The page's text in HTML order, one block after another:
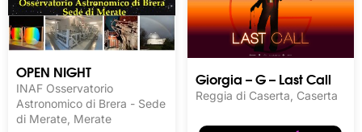
OPEN NIGHT
INAF Osservatorio
Astronomico di Brera - Sede
di Merate, Merate
Giorgia – G – Last Call
Reggia di Caserta, Caserta